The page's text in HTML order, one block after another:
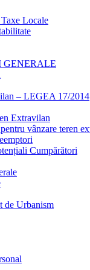
Locale
GENERALE
– LEGEA 17/2014
Extravilan
vânzare teren
Cumpărători
de Urbanism